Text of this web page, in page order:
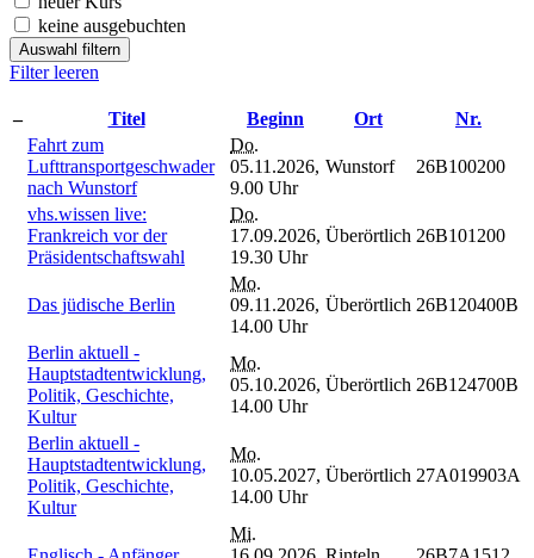
keine ausgebuchten
Auswahl filtern
Filter leeren
– Titel Beginn Ort
Nr.
Fahrt zum
Lufttransportgeschwader
nach Wunstorf
Do.
05.11.2026,
9.00 Uhr
Wunstorf 26B100200
vhs.wissen live:
Frankreich vor der
Präsidentschaftswahl
Do.
17.09.2026,
19.30 Uhr
Überörtlich 26B101200
Das jüdische Berlin
Mo.
09.11.2026,
14.00 Uhr
Überörtlich 26B120400B
Berlin aktuell -
Hauptstadtentwicklung,
Politik, Geschichte,
Kultur
Mo.
05.10.2026,
14.00 Uhr
Überörtlich 26B124700B
Berlin aktuell -
Hauptstadtentwicklung,
Politik, Geschichte,
Kultur
Mo.
10.05.2027,
14.00 Uhr
Überörtlich 27A019903A
Mi.